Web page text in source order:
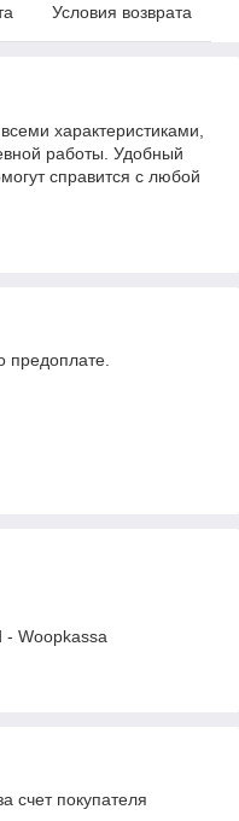
Условия возврата
характеристиками,
работы. Удобный
справится с любой
предоплате.
- Woopkassa
счет покупателя